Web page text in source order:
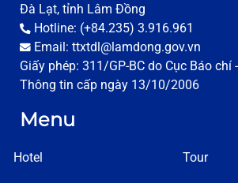
Đà Lạt, tỉnh Lâm Đồng
Hotline: (+84.235) 3.916.961
Email: ttxtdl@lamdong.gov.vn
Giấy phép: 311/GP-BC do Cục Báo chí
Thông tin cấp ngày 13/10/2006
Menu
Hotel Tour